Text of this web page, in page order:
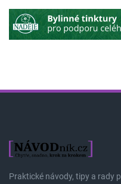
Praktické návody, tipy a rady